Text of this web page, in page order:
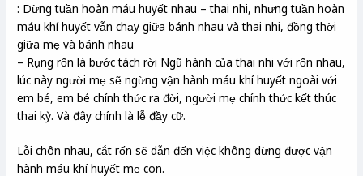
: Dừng tuần hoàn máu huyết nhau – thai nhi, nhưng tuần hoàn
máu khí huyết vẫn chạy giữa bánh nhau và thai nhi, đồng thời
giữa mẹ và bánh nhau
– Rụng rốn là bước tách rời Ngũ hành của thai nhi với rốn nhau,
lúc này người mẹ sẽ ngừng vận hành máu khí huyết ngoài với
em bé, em bé chính thức ra đời, người mẹ chính thức kết thúc
thai kỳ. Và đây chính là lễ đầy cữ.
Lỗi chôn nhau, cắt rốn sẽ dẫn đến việc không dừng được vận
hành máu khí huyết mẹ con.